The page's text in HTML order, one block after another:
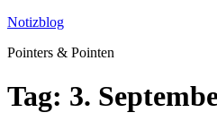
Zum
springen
Notizblog
Pointers & Pointen
Tag: 3.